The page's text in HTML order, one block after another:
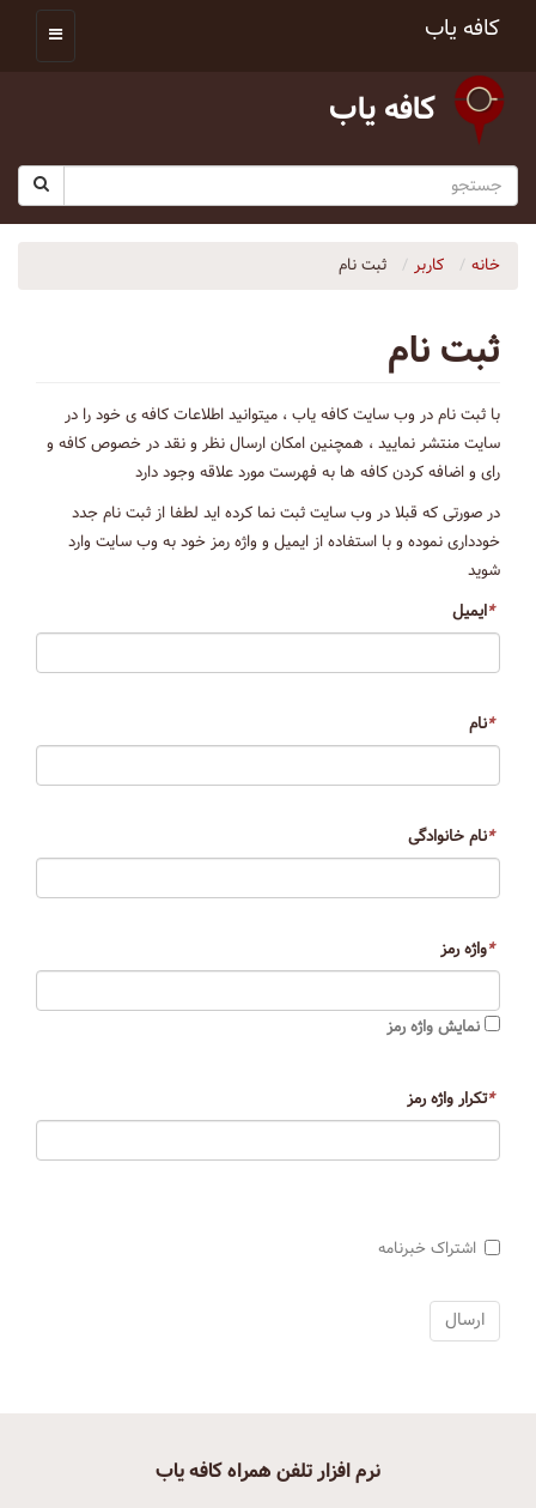
کافه یاب
کافه یاب
خانه کاربر ثبت نام
ثبت نام
با ثبت نام در وب سایت کافه یاب ، میتوانید اطلاعات کافه ی خود را در
سایت منتشر نمایید ، همچنین امکان ارسال نظر و نقد در خصوص کافه و
رای و اضافه کردن کافه ها به فهرست مورد علاقه وجود دارد
در صورتی که قبلا در وب سایت ثبت نما کرده اید لطفا از ثبت نام جدد
خودداری نموده و با استفاده از ایمیل و واژه رمز خود به وب سایت وارد
شوید
*ایمیل
*نام
*نام خانوادگی
*واژه رمز
نمایش واژه رمز
*تکرار واژه رمز
اشتراک خبرنامه
نرم افزار تلفن همراه کافه یاب